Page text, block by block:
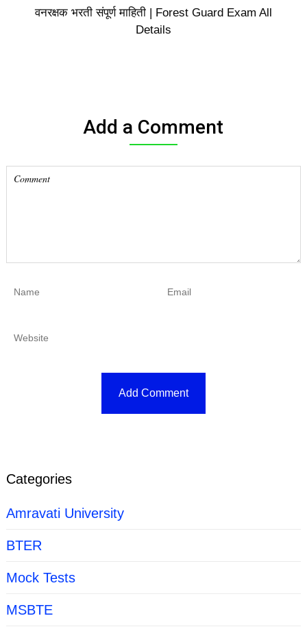
वनरक्षक भरती संपूर्ण माहिती | Forest Guard Exam All
Details
Add a Comment
Categories
Amravati University
BTER
Mock Tests
MSBTE